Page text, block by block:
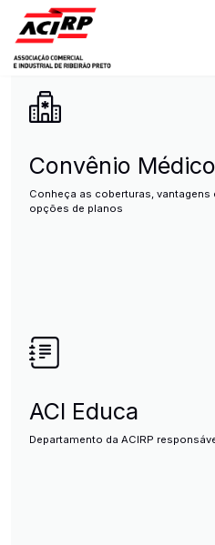
Pular para o conteúdo principal
ACIRP -
Convênio Médico
Conheça as coberturas,
opções de planos
ACI Educa
Departamento da ACIRP